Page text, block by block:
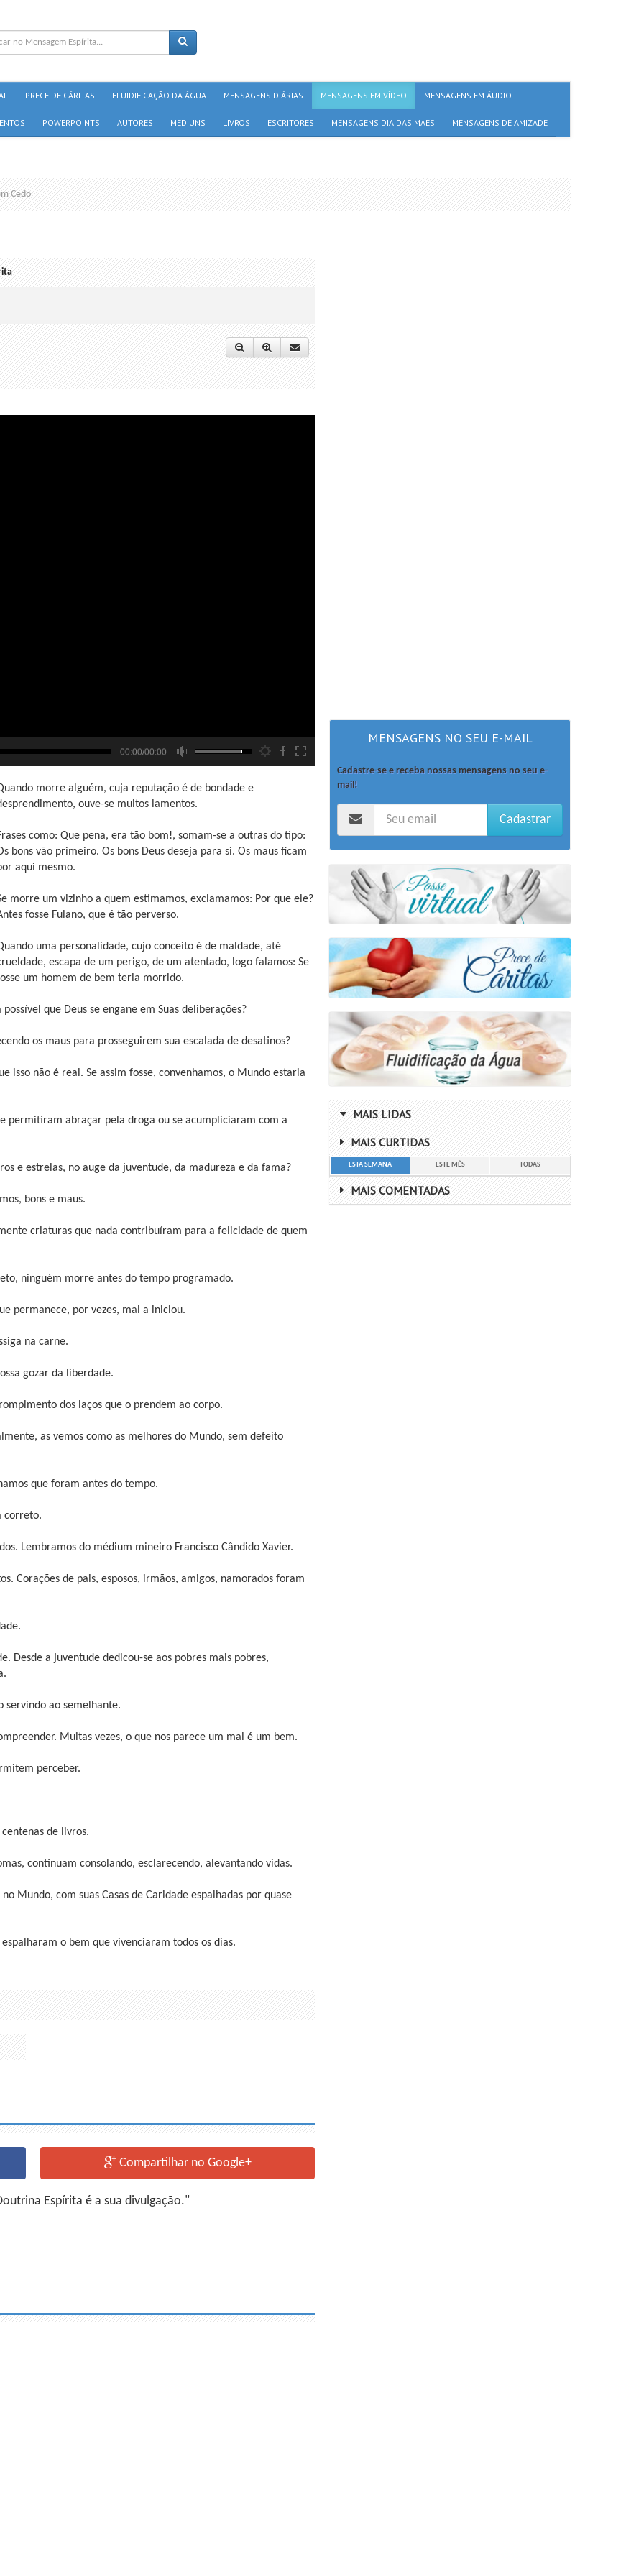
PRECE DE CÁRITAS FLUIDIFICAÇÃO DA ÁGUA MENSAGENS DIÁRIAS MENSAGENS EM VÍDEO MENSAGENS EM ÁUDIO
POWERPOINTS AUTORES MÉDIUNS LIVROS ESCRITORES MENSAGENS DIA DAS MÃES MENSAGENS DE AMIZADE
Cedo
00:00/00:00
morre alguém, cuja reputação é de bondade e
ouve-se muitos lamentos.
como: Que pena, era tão bom!, somam-se a outras do tipo:
bons vão primeiro. Os bons Deus deseja para si. Os maus ficam
aqui mesmo.
morre um vizinho a quem estimamos, exclamamos: Por que ele?
fosse Fulano, que é tão perverso.
uma personalidade, cujo conceito é de maldade, até
escapa de um perigo, de um atentado, logo falamos: Se
um homem de bem teria morrido.
que Deus se engane em Suas deliberações?
os maus para prosseguirem sua escalada de desatinos?
isso não é real. Se assim fosse, convenhamos, o Mundo estaria
permitiram abraçar pela droga ou se acumpliciaram com a
e estrelas, no auge da juventude, da madureza e da fama?
bons e maus.
criaturas que nada contribuíram para a felicidade de quem
ninguém morre antes do tempo programado.
permanece, por vezes, mal a iniciou.
na carne.
gozar da liberdade.
dos laços que o prendem ao corpo.
as vemos como as melhores do Mundo, sem defeito
que foram antes do tempo.
correto.
Lembramos do médium mineiro Francisco Cândido Xavier.
Corações de pais, esposos, irmãos, amigos, namorados foram
Desde a juventude dedicou-se aos pobres mais pobres,
servindo ao semelhante.
Muitas vezes, o que nos parece um mal é um bem.
perceber.
de livros.
continuam consolando, esclarecendo, alevantando vidas.
Mundo, com suas Casas de Caridade espalhadas por quase
o bem que vivenciaram todos os dias.
Compartilhar no Google+
Espírita é a sua divulgação."
MENSAGENS NO SEU E-MAIL
Cadastre-se e receba nossas mensagens no seu e-
mail!
Cadastrar
MAIS LIDAS
MAIS CURTIDAS
ESTA SEMANA ESTE MÊS TODAS
MAIS COMENTADAS